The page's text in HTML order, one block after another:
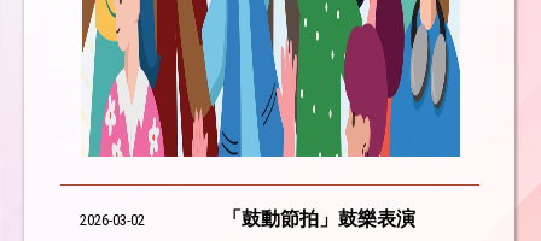
2026-03-02 「鼓動節拍」鼓樂表演